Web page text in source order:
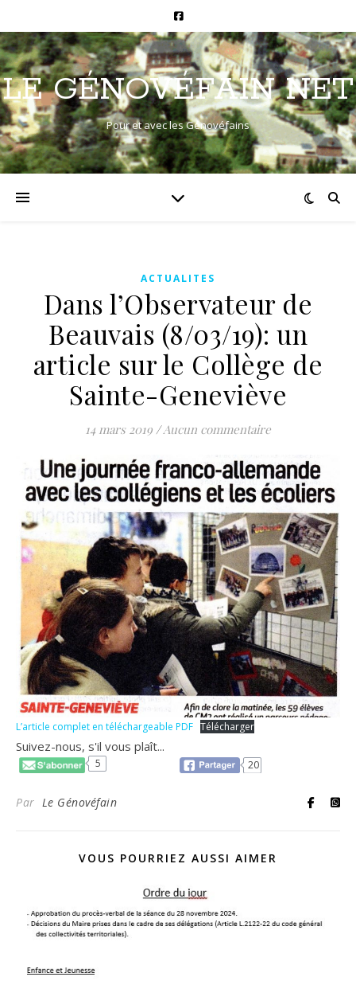
LE GÉNOVÉFAIN NET
Pour et avec les Génovéfains
ACTUALITES
Dans l’Observateur de
Beauvais (8/03/19): un
article sur le Collège de
Sainte-Geneviève
14 mars 2019 /Aucun commentaire
L’article complet en téléchargeable PDF Télécharger
Suivez-nous, s'il vous plaît...
5 20
Par Le Génovéfain
VOUS POURRIEZ AUSSI AIMER